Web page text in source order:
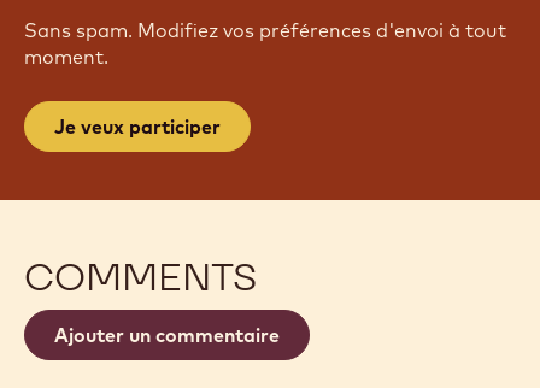
Sans spam. Modifiez vos préférences d'envoi à tout
moment.
Je veux participer
COMMENTS
Ajouter un commentaire